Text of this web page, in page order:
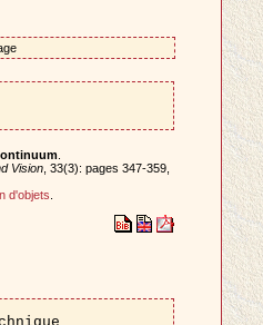
.
Vision, 33(3): pages 347-359,
d'objets